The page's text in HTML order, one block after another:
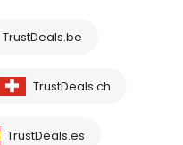
TrustDeals.be
TrustDeals.ch
TrustDeals.es